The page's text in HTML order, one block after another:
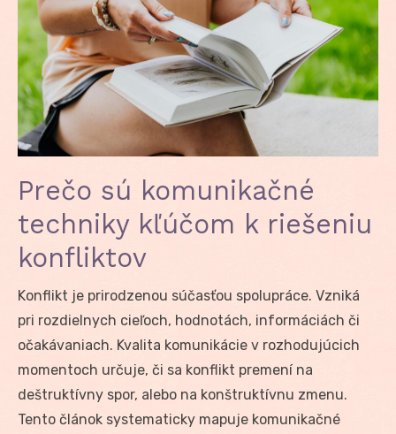
Prečo sú komunikačné
techniky kľúčom k riešeniu
konfliktov
Konflikt je prirodzenou súčasťou spolupráce. Vzniká
pri rozdielnych cieľoch, hodnotách, informáciách či
očakávaniach. Kvalita komunikácie v rozhodujúcich
momentoch určuje, či sa konflikt premení na
deštruktívny spor, alebo na konštruktívnu zmenu.
Tento článok systematicky mapuje komunikačné